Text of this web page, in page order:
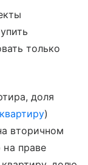
только
доля
)
вторичном
праве